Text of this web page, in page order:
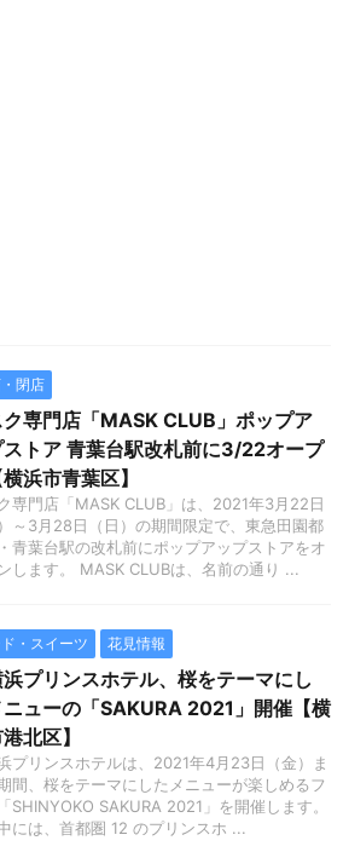
閉店
ク専門店「MASK CLUB」ポップア
ストア 青葉台駅改札前に3/22オープ
浜市青葉区】
専門店「MASK CLUB」は、2021年3月22日
）～3月28日（日）の期間限定で、東急田園都
青葉台駅の改札前にポップアップストアをオ
します。 MASK CLUBは、名前の通り ...
・スイーツ 花見情報
プリンスホテル、桜をテーマにし
ニューの「SAKURA 2021」開催【横
北区】
プリンスホテルは、2021年4月23日（金）ま
間、桜をテーマにしたメニューが楽しめるフ
SHINYOKO SAKURA 2021」を開催します。
には、首都圏 12 のプリンスホ ...